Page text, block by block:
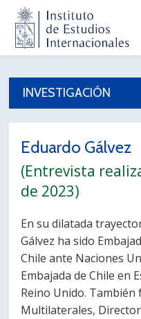
INVESTIGACIÓN
Eduardo Gálvez
(Entrevista
de 2023)
En su dilatada
Gálvez ha sido
Chile ante Naciones
Embajada de Chile en
Reino Unido.
Multilaterales,